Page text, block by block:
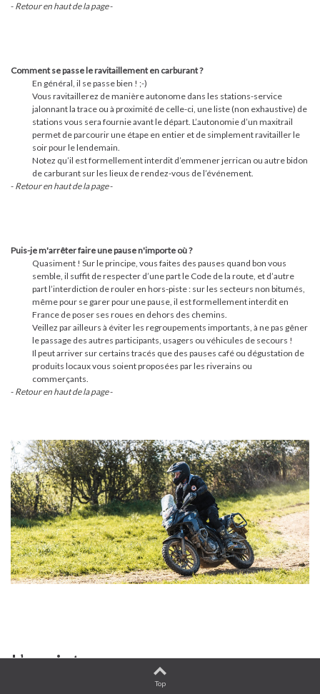
- Retour en haut de la page-
Comment se passe le ravitaillement en carburant ?
En général, il se passe bien ! ;-)
Vous ravitaillerez de manière autonome dans les stations-service
jalonnant la trace ou à proximité de celle-ci, une liste (non exhaustive) de
stations vous sera fournie avant le départ. L’autonomie d’un maxitrail
permet de parcourir une étape en entier et de simplement ravitailler le
soir pour le lendemain.
Notez qu’il est formellement interdit d’emmener jerrican ou autre bidon
de carburant sur les lieux de rendez-vous de l’événement.
- Retour en haut de la page-
Puis-je m'arrêter faire une pause n'importe où ?
Quasiment ! Sur le principe, vous faites des pauses quand bon vous
semble, il suffit de respecter d’une part le Code de la route, et d’autre
part l’interdiction de rouler en hors-piste : sur les secteurs non bitumés,
même pour se garer pour une pause, il est formellement interdit en
France de poser ses roues en dehors des chemins.
Veillez par ailleurs à éviter les regroupements importants, à ne pas gêner
le passage des autres participants, usagers ou véhicules de secours !
Il peut arriver sur certains tracés que des pauses café ou dégustation de
produits locaux vous soient proposées par les riverains ou
commerçants.
- Retour en haut de la page-
L’assistance
Y a-t-il une assistance mécanique lors des événements ?
Top